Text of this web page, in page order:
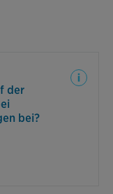
der
bei?
wenn es darauf
Haftpflicht-, einer
konzentrieren.